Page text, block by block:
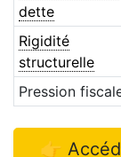
dette
Rigidité
structurelle
Pression
👉